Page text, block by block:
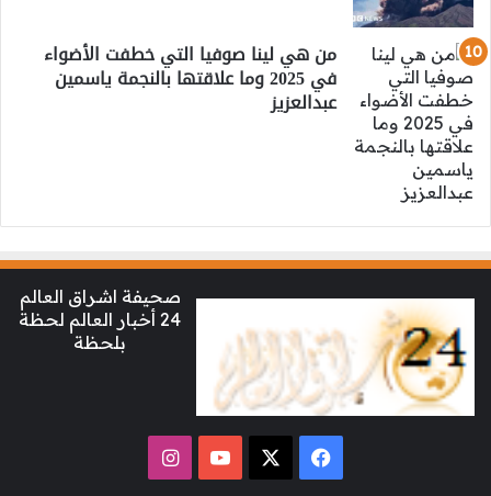
من هي لينا صوفيا التي خطفت الأضواء
في 2025 وما علاقتها بالنجمة ياسمين
عبدالعزيز
صحيفة اشراق العالم
24 أخبار العالم لحظة
بلحظة
فيسبوك ‫YouTubeانستقرام